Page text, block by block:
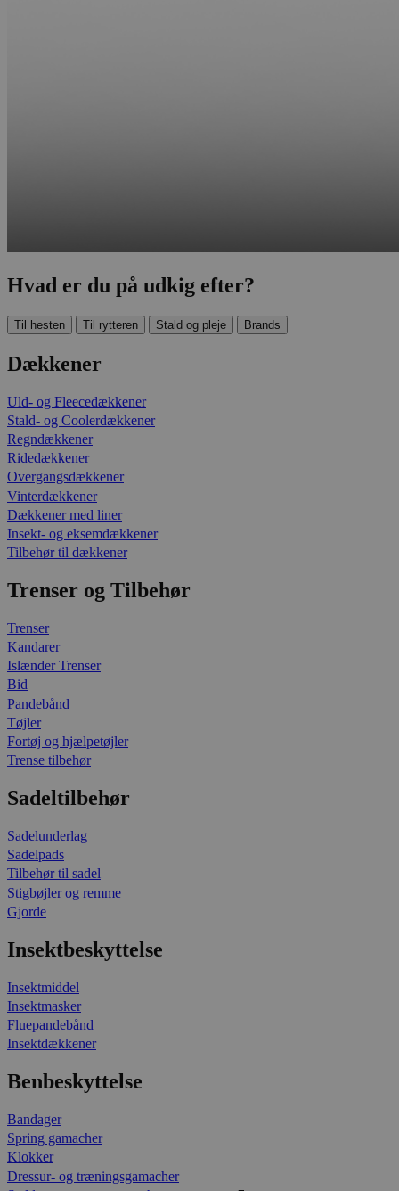
Hvad er du på udkig efter?
Til hesten Til rytteren Stald og pleje Brands
Dækkener
Uld- og Fleecedækkener
Stald- og Coolerdækkener
Regndækkener
Ridedækkener
Overgangsdækkener
Vinterdækkener
Dækkener med liner
Insekt- og eksemdækkener
Tilbehør til dækkener
Trenser og Tilbehør
Trenser
Kandarer
Islænder Trenser
Bid
Pandebånd
Tøjler
Fortøj og hjælpetøjler
Trense tilbehør
Sadeltilbehør
Sadelunderlag
Sadelpads
Tilbehør til sadel
Stigbøjler og remme
Gjorde
Insektbeskyttelse
Insektmiddel
Insektmasker
Fluepandebånd
Insektdækkener
Benbeskyttelse
Bandager
Spring gamacher
Klokker
Dressur- og træningsgamacher